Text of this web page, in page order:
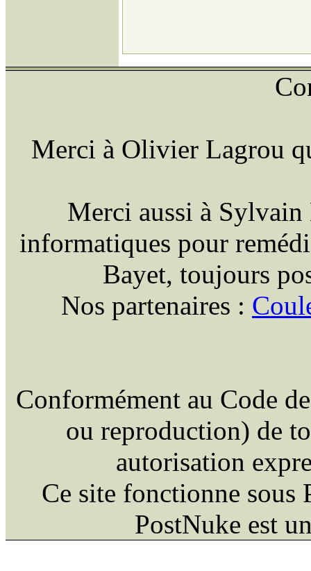
Merci à Olivier Lagrou
Merci aussi à Sylvain
informatiques pour
Bayet, toujours
Nos partenaires :
Conformément au Code
ou reproduction) de
autorisation
Ce site fonctionne sous
PostNuke est